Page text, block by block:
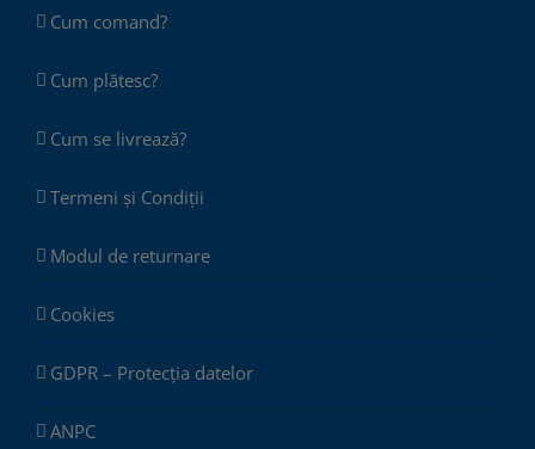
Cum comand?
Cum plătesc?
Cum se livrează?
Termeni și Condiții
Modul de returnare
Cookies
GDPR – Protecția datelor
ANPC